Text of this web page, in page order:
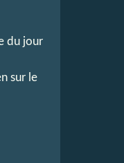
du jour
sur le